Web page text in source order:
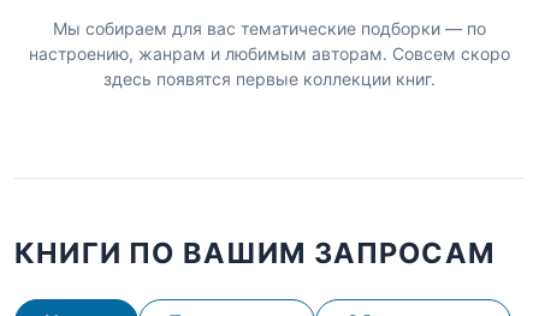
Мы собираем для вас тематические подборки — по
настроению, жанрам и любимым авторам. Совсем скоро
здесь появятся первые коллекции книг.
КНИГИ ПО ВАШИМ ЗАПРОСАМ